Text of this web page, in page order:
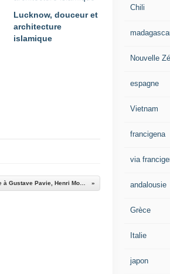
Lucknow, douceur et
architecture
islamique
Chili
Nouvelle
espagne
Vietnam
francigena
via
andalousie
Grèce
Italie
japon